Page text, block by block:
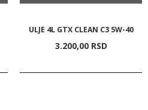
ULJE 4L GTX CLEAN C3 5W-40
3.200,00 RSD